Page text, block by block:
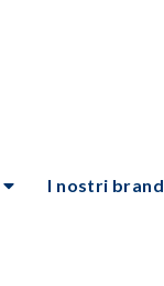
I nostri brand